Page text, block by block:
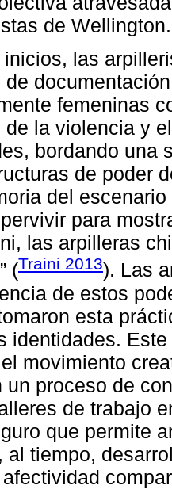
de Wellington.
inicios, las
de
femeninas
de la violencia y
bordando una
de poder
del
para
las arpilleras
(Traini 2013). Las
de estos
esta
identidades.
movimiento
un proceso de
de trabajo
que permite
al tiempo,